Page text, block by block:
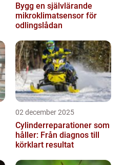
Bygg en självlärande
mikroklimatsensor för
odlingslådan
02 december 2025
Cylinderreparationer som
håller: Från diagnos till
körklart resultat